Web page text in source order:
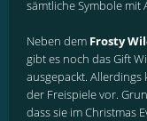
sämtliche Symbole mit
Neben dem Frosty
gibt es noch das Gift
ausgepackt. Allerdings
der Freispiele vor.
dass sie im Christmas